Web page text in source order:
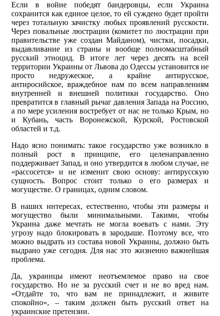
Если в войне победят бандеровцы, если Украина
сохранится как единое целое, то ей суждено будет пройти
через тотальную зачистку любых проявлений русскости.
Через повальные люстрации (комитет по люстрации при
правительстве уже создан Майданом), чистки, посадки,
выдавливание из страны и вообще полномасштабный
русский этноцид. В итоге лет через десять на всей
территории Украины от Львова до Одессы установится не
просто недружеское, а крайне антирусское,
антиросийское, враждебное нам по всем направлениям
внутренней и внешней политики государство. Оно
превратится в главный рычаг давления Запада на Россию,
а по мере усиления востребует от нас не только Крым, но
и Кубань, часть Воронежской, Курской, Ростовской
областей и т.д.
Надо ясно понимать: такое государство уже возникло в
полный рост в принципе, его целенаправленно
поддерживает Запад, и оно утвердится в любом случае, не
«рассосется» и не изменит свою основу: антирусскую
сущность. Вопрос стоит только о его размерах и
могуществе. О границах, одним словом.
В наших интересах, естественно, чтобы эти размеры и
могущество были минимальными. Такими, чтобы
Украина даже мечтать не могла воевать с нами. Эту
угрозу надо блокировать в зародыше. Поэтому все, что
можно выдрать из состава новой Украины, должно быть
выдрано уже сегодня. Для нас это жизненно важнейшая
проблема.
Да, украинцы имеют неотъемлемое право на свое
государство. Но не за русский счет и не во вред нам.
«Отдайте то, что вам не принадлежит, и живите
спокойно», – таким должен быть русский ответ на
украинские претензии.